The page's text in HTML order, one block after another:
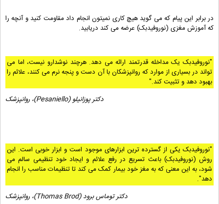
در برابر این پیام که می گوید هیچ کاری نمیتون انجام داد مقاومت کنید و آنچه را
که آموزش مغزی (نوروفیدبک) عرضه می کند دریابید.
"نوروفیدبک یک مداخله قدرتمند ارائه می دهد. هرچند نوشدارو نیست، اما می
تواند در بسیاری از موارد که روانپزشکان با آن دست و پنجه نرم می کنند، علائم را
بهبود دهد و تثبیت کند."
دکتر پوزانیلو (Pesaniello)، روانپزشک
"نوروفیدبک یکی از گسترده ترین ابزارهای موجود است و ابزار خوبی است. این
روش (نوروفیدبک) باعث تسریع در رفع علائم و ایجاد خود تنظیمی سالم می
شود، به این معنی که به مغز خود بیمار کمک می کند تا تنظیمات مناسب را انجام
دهد".
دکتر توماس برود (Thomas Brod)، روانپزشک